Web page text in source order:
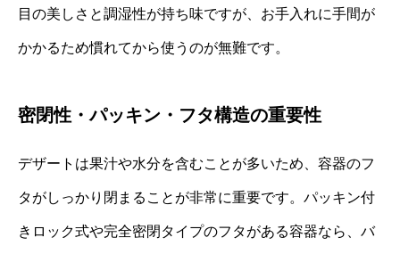
目の美しさと調湿性が持ち味ですが、お手入れに手間が
かかるため慣れてから使うのが無難です。
密閉性・パッキン・フタ構造の重要性
デザートは果汁や水分を含むことが多いため、容器のフ
タがしっかり閉まることが非常に重要です。パッキン付
きロック式や完全密閉タイプのフタがある容器なら、バ